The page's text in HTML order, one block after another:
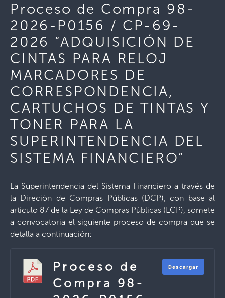
Proceso de Compra 98-
2026-P0156 / CP-69-
2026 “ADQUISICIÓN DE
CINTAS PARA RELOJ
MARCADORES DE
CORRESPONDENCIA,
CARTUCHOS DE TINTAS Y
TONER PARA LA
SUPERINTENDENCIA DEL
SISTEMA FINANCIERO”
La Superintendencia del Sistema Financiero a través de
la Direción de Compras Públicas (DCP), con base al
artículo 87 de la Ley de Compras Públicas (LCP), somete
a convocatoria el siguiente proceso de compra que se
detalla a continuación:
Proceso de
Compra 98-
Descargar